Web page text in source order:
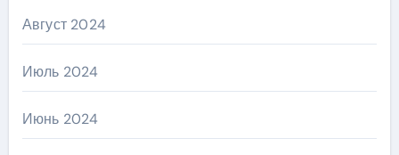
Август 2024
Июль 2024
Июнь 2024